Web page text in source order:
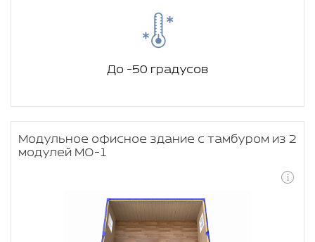
До -50 градусов
Модульное офисное здание с тамбуром из 2
модулей МО-1